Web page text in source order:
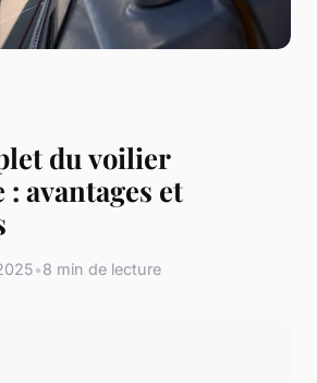
du voilier
avantages et
•8 min de lecture